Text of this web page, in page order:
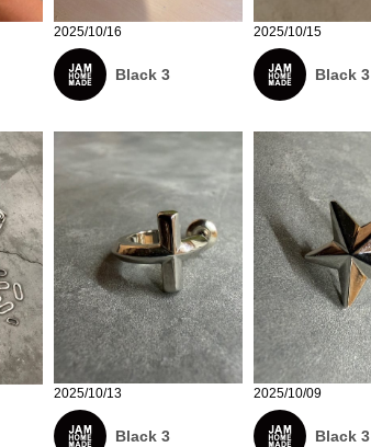
2025/10/16
Black 3
2025/10/15
Black 3
2025/10/13
Black 3
2025/10/09
Black 3